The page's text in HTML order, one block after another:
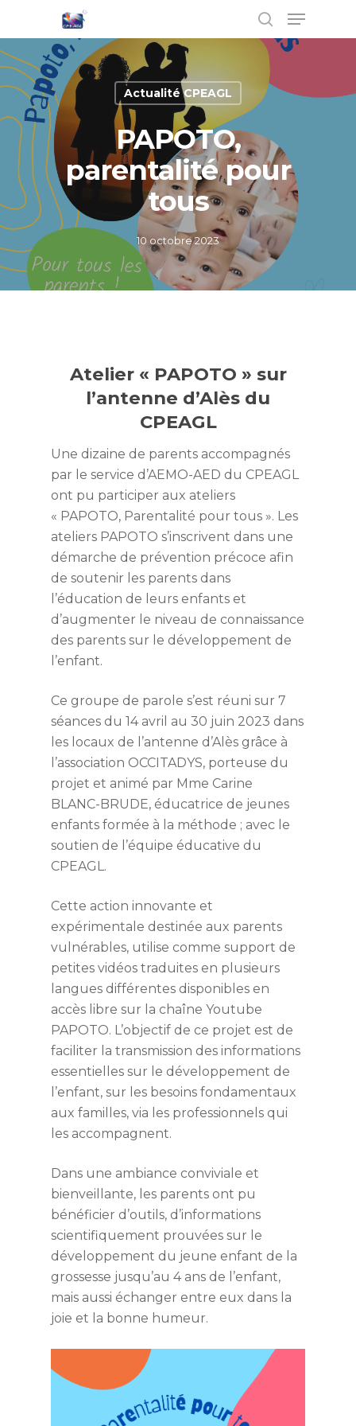
Hit enter to search or ESC to close
Actualité CPEAGL
PAPOTO,
parentalité pour
tous
10 octobre 2023
Atelier « PAPOTO » sur
l’antenne d’Alès du
CPEAGL
Une dizaine de parents accompagnés
par le service d’AEMO-AED du CPEAGL
ont pu participer aux ateliers
« PAPOTO, Parentalité pour tous ». Les
ateliers PAPOTO s’inscrivent dans une
démarche de prévention précoce afin
de soutenir les parents dans
l’éducation de leurs enfants et
d’augmenter le niveau de connaissance
des parents sur le développement de
l’enfant.
Ce groupe de parole s’est réuni sur 7
séances du 14 avril au 30 juin 2023 dans
les locaux de l’antenne d’Alès grâce à
l’association OCCITADYS, porteuse du
projet et animé par Mme Carine
BLANC-BRUDE, éducatrice de jeunes
enfants formée à la méthode ; avec le
soutien de l’équipe éducative du
CPEAGL.
Cette action innovante et
expérimentale destinée aux parents
vulnérables, utilise comme support de
petites vidéos traduites en plusieurs
langues différentes disponibles en
accès libre sur la chaîne Youtube
PAPOTO. L’objectif de ce projet est de
faciliter la transmission des informations
essentielles sur le développement de
l’enfant, sur les besoins fondamentaux
aux familles, via les professionnels qui
les accompagnent.
Dans une ambiance conviviale et
bienveillante, les parents ont pu
bénéficier d’outils, d’informations
scientifiquement prouvées sur le
développement du jeune enfant de la
grossesse jusqu’au 4 ans de l’enfant,
mais aussi échanger entre eux dans la
joie et la bonne humeur.
Accueil
Association